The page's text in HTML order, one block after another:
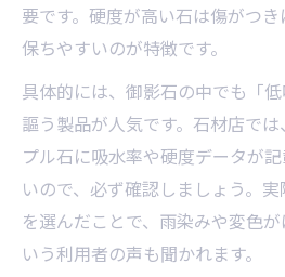
要です。硬度が高い石は傷がつ
保ちやすいのが特徴です。
具体的には、御影石の中でも「
謳う製品が人気です。石材店で
プル石に吸水率や硬度データが
いので、必ず確認しましょう。
を選んだことで、雨染みや変色
いう利用者の声も聞かれます。